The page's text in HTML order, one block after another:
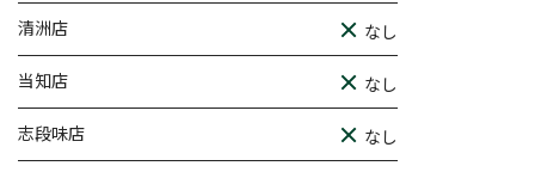
清洲店 なし
当知店 なし
志段味店 なし